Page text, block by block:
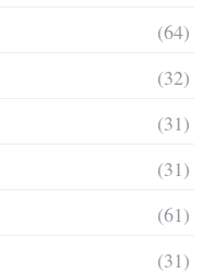
(64)
(32)
(31)
(31)
(61)
(31)